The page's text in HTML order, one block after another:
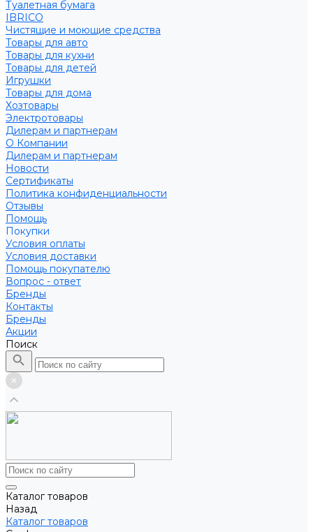
Туалетная бумага
IBRICO
Чистящие и моющие средства
Товары для авто
Товары для кухни
Товары для детей
Игрушки
Товары для дома
Хозтовары
Электротовары
Дилерам и партнерам
О Компании
Дилерам и партнерам
Новости
Сертификаты
Политика конфиденциальности
Отзывы
Помощь
Покупки
Условия оплаты
Условия доставки
Помощь покупателю
Вопрос - ответ
Бренды
Контакты
Бренды
Акции
Поиск
Каталог товаров
Назад
Каталог товаров